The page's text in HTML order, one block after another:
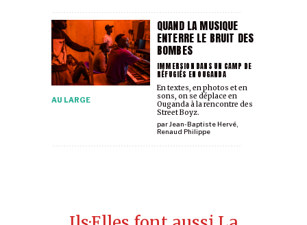
QUAND LA MUSIQUE
ENTERRE LE BRUIT DES
BOMBES
IMMERSION DANS UN CAMP DE
RÉFUGIÉS EN OUGANDA
AU LARGE
parJean-Baptiste Hervé,
Renaud Philippe
En textes, en photos et en
sons, on se déplace en
Ouganda à la rencontre des
Street Boyz.